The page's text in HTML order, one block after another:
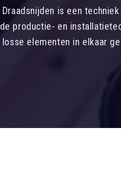
Draadsnijden is een
de productie- en
losse elementen in elkaar